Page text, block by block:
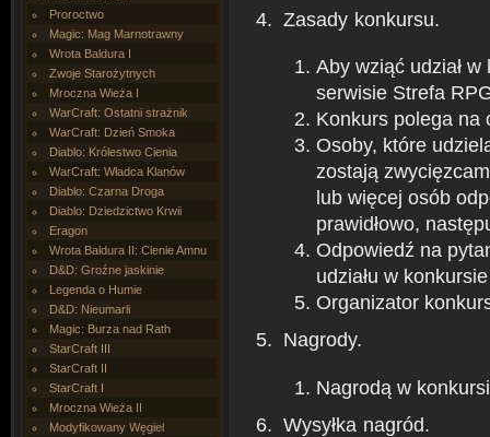
Proroctwo
Magic: Mag Marnotrawny
Wrota Baldura I
Zwoje Starożytnych
Mroczna Wieża I
WarCraft: Ostatni strażnik
WarCraft: Dzień Smoka
Diablo: Królestwo Cienia
WarCraft: Władca Klanów
Diablo: Czarna Droga
Diablo: Dziedzictwo Krwii
Eragon
Wrota Baldura II: Cienie Amnu
D&D: Groźne jaskinie
Legenda o Humie
D&D: Nieumarli
Magic: Burza nad Rath
StarCraft III
StarCraft II
StarCraft I
Mroczna Wieża II
Modyfikowany Węgiel
Zasady konkursu.
Aby wziąć udział
serwisie Strefa
Konkurs polega na
Osoby, które
zostają
lub więcej osób
prawidłowo,
Odpowiedź na
udziału w
Organizator
Nagrody.
Nagrodą w
Wysyłka nagród.